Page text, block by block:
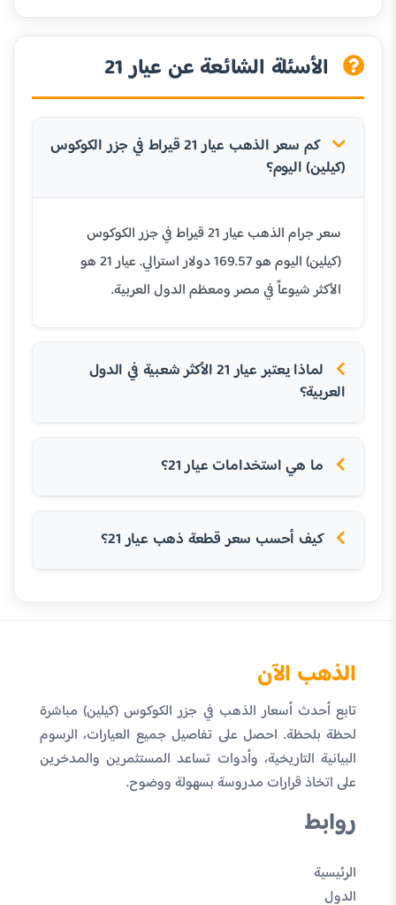
الأسئلة الشائعة عن عيار 21
كم سعر الذهب عيار 21 قيراط في جزر الكوكوس
(كيلين) اليوم؟
سعر جرام الذهب عيار 21 قيراط في جزر الكوكوس
(كيلين) اليوم هو 169.57 دولار استرالي. عيار 21 هو
الأكثر شيوعاً في مصر ومعظم الدول العربية.
لماذا يعتبر عيار 21 الأكثر شعبية في الدول
العربية؟
ما هي استخدامات عيار 21؟
كيف أحسب سعر قطعة ذهب عيار 21؟
الذهب الآن
تابع أحدث أسعار الذهب في جزر الكوكوس (كيلين) مباشرة
لحظة بلحظة. احصل على تفاصيل جميع العيارات، الرسوم
البيانية التاريخية، وأدوات تساعد المستثمرين والمدخرين
على اتخاذ قرارات مدروسة بسهولة ووضوح.
روابط
الرئيسية
الدول